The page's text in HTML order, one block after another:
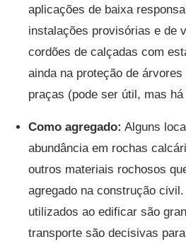
aplicações de baixa
instalações provisórias e de
cordões de calçadas com
ainda na proteção de
praças (pode ser útil, mas
Como agregado: Alguns
abundância em rochas
outros materiais rochosos
agregado na construção
utilizados ao edificar são
transporte são decisivas